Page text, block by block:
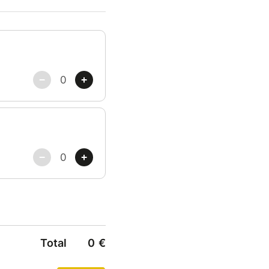
jours des portes
jour afin de
les Asiatiques
Total 0 €